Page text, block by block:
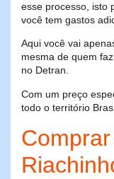
esse processo, isto
você tem gastos
Aqui você vai
mesma de quem
no Detran.
Com um preço
todo o território